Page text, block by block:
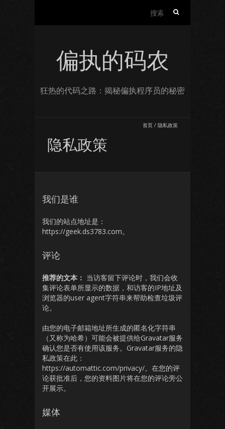
偏执的码农
狂热的代码之路：揭秘偏执程序员的秘密
首页 / 隐私政策
隐私政策
我们是谁
我们的站点地址是：
https://geek.ds3783.com。
评论
推荐的文本： 当访客留下评论时，我们会收
集评论表单所显示的数据，和访客的IP地址及
浏览器的user agent字符串来帮助检查垃圾评
论。
由您的电子邮箱地址所生成的匿名化字符串
（又称为哈希）可能会被提供给Gravatar服务
确认您是否有使用该服务。Gravatar服务的隐
私政策在此：
https://automattic.com/privacy/。在您的评
论获批准后，您的资料图片将在您的评论旁公
开展示。
媒体